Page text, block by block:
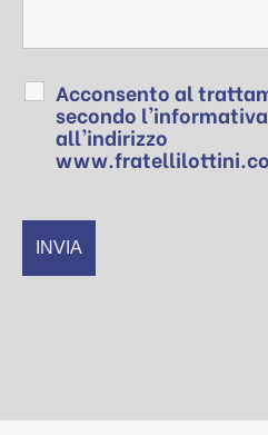
Acconsento al
secondo
all'indirizzo